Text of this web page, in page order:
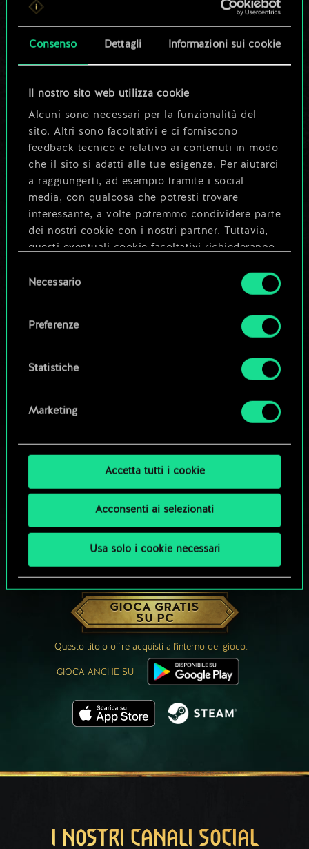
Consenso Dettagli Informazioni sui cookie
Il nostro sito web utilizza cookie
Alcuni sono necessari per la funzionalità del
sito. Altri sono facoltativi e ci forniscono
feedback tecnico e relativo ai contenuti in modo
che il sito si adatti alle tue esigenze. Per aiutarci
a raggiungerti, ad esempio tramite i social
media, con qualcosa che potresti trovare
interessante, a volte potremmo condividere parte
dei nostri cookie con i nostri partner. Tuttavia,
questi eventuali cookie facoltativi richiederanno
Tutti i dettagli su come utilizziamo i cookie e su
disponibili nel menu "Impostazioni" qui sotto.
delNecessario
Preferenze
Statistiche
Marketing
Accetta tutti i cookie
Acconsenti ai selezionati
Usa solo i cookie necessari
condiviso.
molto altro!
Dai un nome al mazzo e crea una
guida
Modifica mazzo
CHE NE DICI DI UNA PARTITA A GWENT?
GIOCA GRATIS
SU PC
Questo titolo offre acquisti all'interno del gioco.
GIOCA ANCHE SU
I NOSTRI CANALI SOCIAL